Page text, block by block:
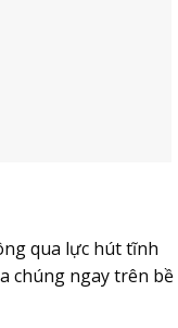
qua lực hút tĩnh
chúng ngay trên bề